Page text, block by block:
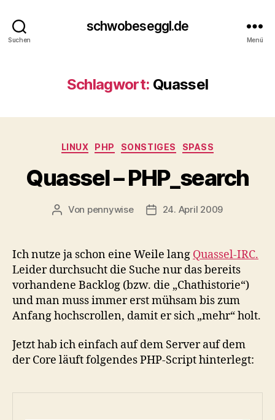
Suchen
schwobeseggl.de
Menü
Schlagwort: Quassel
Kategorien
LINUX PHP SONSTIGES SPASS
Quassel – PHP_search
Beitragsautor
Von pennywise Veröffentlichungsdatum
24. April 2009
Ich nutze ja schon eine Weile lang Quassel-IRC.
Leider durchsucht die Suche nur das bereits
vorhandene Backlog (bzw. die „Chathistorie“)
und man muss immer erst mühsam bis zum
Anfang hochscrollen, damit er sich „mehr“ holt.
Jetzt hab ich einfach auf dem Server auf dem
der Core läuft folgendes PHP-Script hinterlegt: